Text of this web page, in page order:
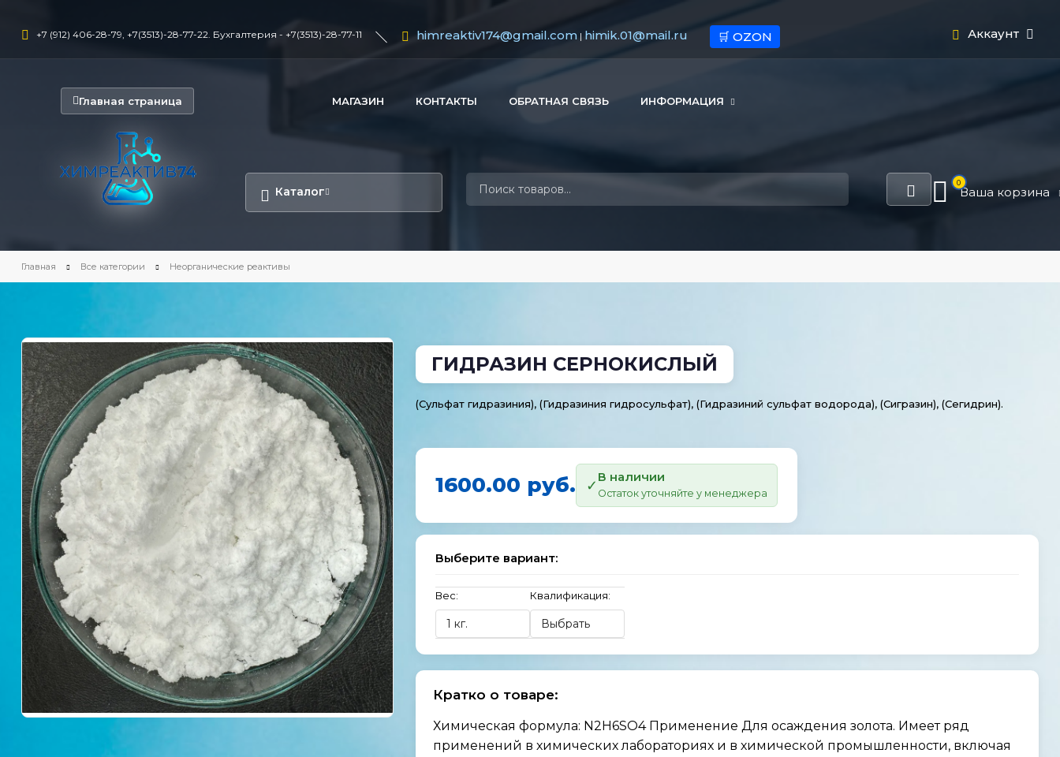
+7 (912) 406-28-79, +7(3513)-28-77-22. Бухгалтерия - +7(3513)-28-77-11 himreaktiv174@gmail.com| himik.01@mail.ru 🛒 OZON Аккаунт
МАГАЗИН КОНТАКТЫ ОБРАТНАЯ СВЯЗЬ ИНФОРМАЦИЯ
Главная страница
Каталог
0
Ваша корзина
Главная Все категории Неорганические реактивы
ГИДРАЗИН СЕРНОКИСЛЫЙ
(Сульфат гидразиния), (Гидразиния гидросульфат), (Гидразиний сульфат водорода), (Сигразин), (Сегидрин).
1600.00 руб. В наличии
Остаток уточняйте у менеджера
Выберите вариант:
Вес: Квалификация:
Кратко о товаре:
Химическая формула: N2H6SO4 Применение Для осаждения золота. Имеет ряд
применений в химических лабораториях и в химической промышленности, включая